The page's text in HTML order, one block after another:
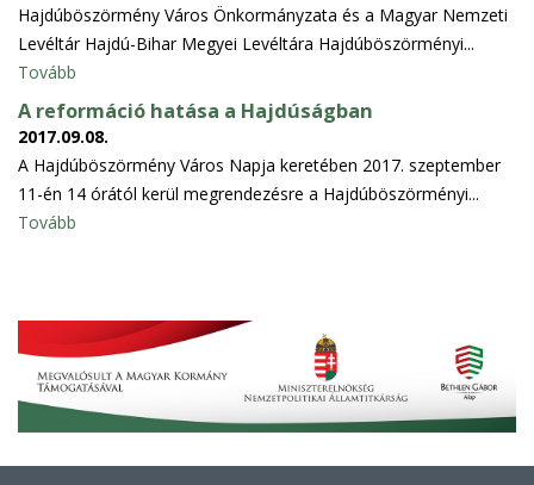
Hajdúböszörmény Város Önkormányzata és a Magyar Nemzeti
Levéltár Hajdú-Bihar Megyei Levéltára Hajdúböszörményi...
Tovább
A reformáció hatása a Hajdúságban
2017.09.08.
A Hajdúböszörmény Város Napja keretében 2017. szeptember
11-én 14 órától kerül megrendezésre a Hajdúböszörményi...
Tovább